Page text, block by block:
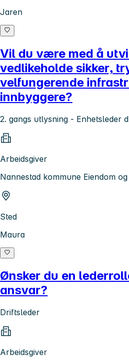
Jaren
Vil du være med å
vedlikeholde sikker,
velfungerende
innbyggere?
2. gangs utlysning - Enhetsleder
Arbeidsgiver
Nannestad kommune Eiendom
Sted
Maura
Ønsker du en
ansvar?
Driftsleder
Arbeidsgiver